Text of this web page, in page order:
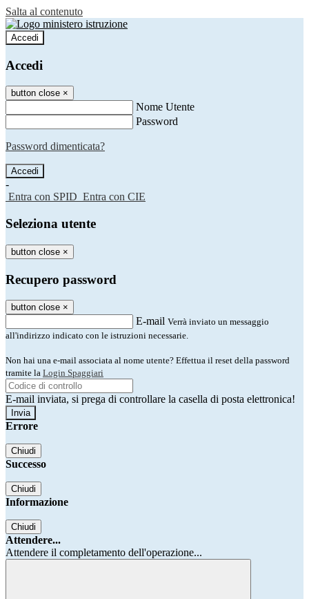
Salta al contenuto
Accedi
Accedi
button close ×
Nome Utente
Password
Password dimenticata?
-
Entra con SPID Entra con CIE
Seleziona utente
button close ×
Recupero password
button close ×
E-mail Verrà inviato un messaggio
all'indirizzo indicato con le istruzioni necessarie.
Non hai una e-mail associata al nome utente? Effettua il reset della password
tramite la Login Spaggiari
E-mail inviata, si prega di controllare la casella di posta elettronica!
Errore
Chiudi
Successo
Chiudi
Informazione
Chiudi
Attendere...
Attendere il completamento dell'operazione...